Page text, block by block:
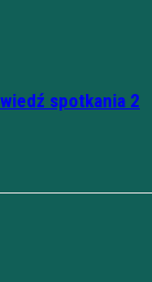
spotkania 2